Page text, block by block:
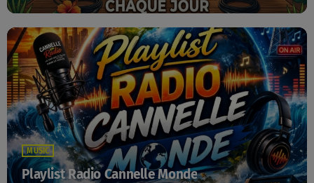
MUSIC
Playlist Radio Cannelle Monde